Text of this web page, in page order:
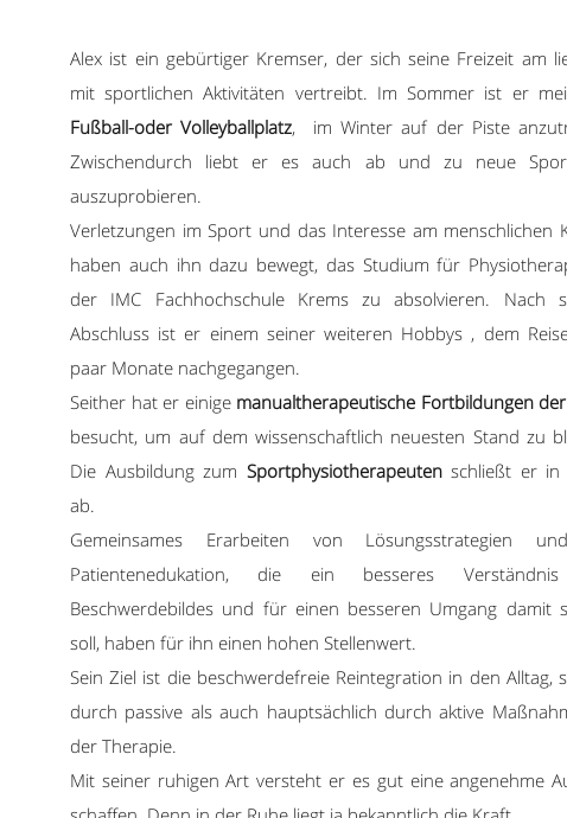
Alex ist ein gebürtiger Kremser, der sich seine Freizeit am
mit sportlichen Aktivitäten vertreibt. Im Sommer ist er
Fußball-oder Volleyballplatz, im Winter auf der Piste
Zwischendurch liebt er es auch ab und zu neue
auszuprobieren.
Verletzungen im Sport und das Interesse am menschlichen
haben auch ihn dazu bewegt, das Studium für
der IMC Fachhochschule Krems zu absolvieren. Nach
Abschluss ist er einem seiner weiteren Hobbys , dem
paar Monate nachgegangen.
Seither hat er einige manualtherapeutische Fortbildungen
besucht, um auf dem wissenschaftlich neuesten Stand zu
Die Ausbildung zum Sportphysiotherapeutenschließt er in
ab.
Gemeinsames Erarbeiten von Lösungsstrategien
Patientenedukation, die ein besseres
Beschwerdebildes und für einen besseren Umgang damit
soll, haben für ihn einen hohen Stellenwert.
Sein Ziel ist die beschwerdefreie Reintegration in den Alltag,
durch passive als auch hauptsächlich durch aktive
der Therapie.
Mit seiner ruhigen Art versteht er es gut eine angenehme